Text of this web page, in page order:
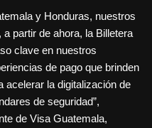
y Honduras, nuestros
partir de ahora, la Billetera
clave en nuestros
de pago que brinden
acelerar la digitalización de
de seguridad”,
de Visa Guatemala,